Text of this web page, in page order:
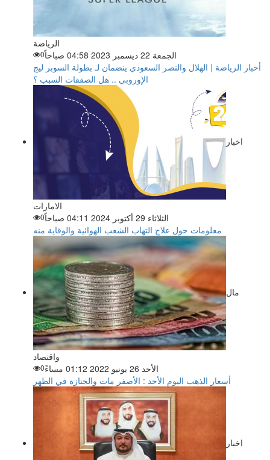
الرياضة
الجمعة 22 ديسمبر 2023 04:58 صباحاً
0
أخبار الرياضة | الهلال والنصر السعودي ينضمان لـ بطولة السوبر ليج
الإوروبي .. هل الصفقات السبب ؟
اخبار
الامارات
الثلاثاء 29 أكتوبر 2024 04:11 صباحاً
0
معلومات حول علاج التهاب الشعب الهوائية والوقاية منه
مال
واقتصاد
الأحد 26 يونيو 2022 01:12 مساءً
0
أسعار الذهب اليوم الأحد : الأصفر مات والجنازة في الظهر
اخبار